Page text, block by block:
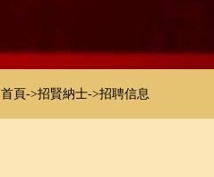
首頁->招賢納士->招聘信息